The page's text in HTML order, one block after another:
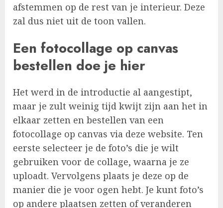
afstemmen op de rest van je interieur. Deze
zal dus niet uit de toon vallen.
Een fotocollage op canvas
bestellen doe je hier
Het werd in de introductie al aangestipt,
maar je zult weinig tijd kwijt zijn aan het in
elkaar zetten en bestellen van een
fotocollage op canvas via deze website. Ten
eerste selecteer je de foto’s die je wilt
gebruiken voor de collage, waarna je ze
uploadt. Vervolgens plaats je deze op de
manier die je voor ogen hebt. Je kunt foto’s
op andere plaatsen zetten of veranderen